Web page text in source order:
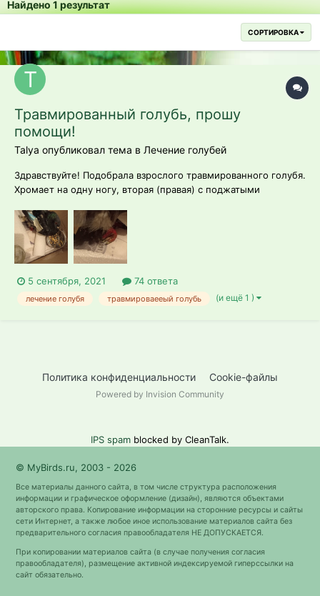
Найдено 1 результат
СОРТИРОВКА
Травмированный голубь, прошу
помощи!
Talya опубликовал тема в Лечение голубей
Здравствуйте! Подобрала взрослого травмированного голубя.
Хромает на одну ногу, вторая (правая) с поджатыми
правого крыла тоже вырваны и тельце частично без перьев.
Видимо, напал кот, но уже несколько дней назад, т.к. крови и
открытых ра...
5 сентября, 2021 74 ответа
лечение голубя травмироваееый голубь (и ещё 1 )
Политика конфиденциальности Cookie-файлы
Powered by Invision Community
IPS spam blocked by CleanTalk.
© MyBirds.ru, 2003 - 2026
Все материалы данного сайта, в том числе структура расположения
информации и графическое оформление (дизайн), являются объектами
авторского права. Копирование информации на сторонние ресурсы и сайты
сети Интернет, а также любое иное использование материалов сайта без
предварительного согласия правообладателя НЕ ДОПУСКАЕТСЯ.
При копировании материалов сайта (в случае получения согласия
правообладателя), размещение активной индексируемой гиперссылки на
сайт обязательно.